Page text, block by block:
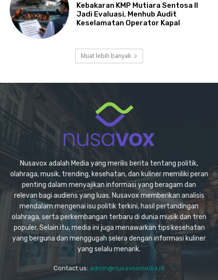
Kebakaran KMP Mutiara Sentosa II
Jadi Evaluasi, Menhub Audit
Keselamatan Operator Kapal
Muat lebih banyak
Nusavox adalah Media yang merilis berita tentang politik,
olahraga, musik, trending, kesehatan, dan kuliner memiliki peran
penting dalam menyajikan informasi yang beragam dan
relevan bagi audiens yang luas. Nusavox memberikan analisis
mendalam mengenai isu politik terkini, hasil pertandingan
olahraga, serta perkembangan terbaru di dunia musik dan tren
populer. Selain itu, media ini juga menawarkan tips kesehatan
yang berguna dan menggugah selera dengan informasi kuliner
yang selalu menarik.
Contact us: admin@nusavoxmedia.id